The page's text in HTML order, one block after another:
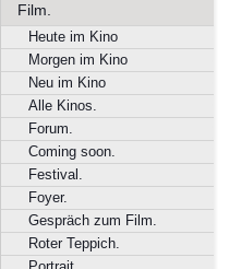
Film.
Heute im Kino
Morgen im Kino
Neu im Kino
Alle Kinos.
Forum.
Coming soon.
Festival.
Foyer.
Gespräch zum Film.
Roter Teppich.